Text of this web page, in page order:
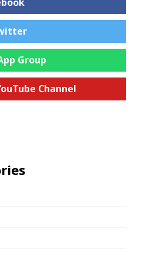
Group
Channel